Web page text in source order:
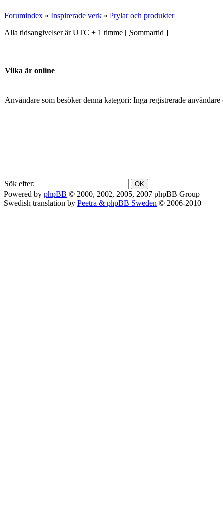
Forumindex » Inspirerade verk » Prylar och produkter
Alla tidsangivelser är UTC + 1 timme [ Sommartid ]
Vilka är online
Användare som besöker denna kategori: Inga registrerade användare
Sök efter:
Powered by phpBB © 2000, 2002, 2005, 2007 phpBB Group
Swedish translation by Peetra & phpBB Sweden © 2006-2010